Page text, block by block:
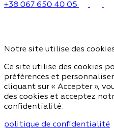
+38 067 650 40 05
Notre site utilise des
Ce site utilise des cookies
préférences et
cliquant sur « Accepter »,
des cookies et acceptez
confidentialité.
politique de confidentialité